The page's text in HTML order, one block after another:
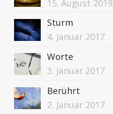
15. August 2019
Sturm
4. Januar 2017
Worte
3. Januar 2017
Berührt
2. Januar 2017